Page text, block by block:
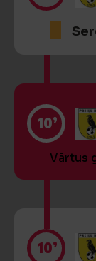
10’
Vārtus
10’